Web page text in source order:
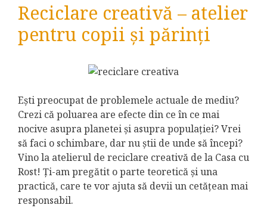
Reciclare creativă – atelier
pentru copii și părinți
Ești preocupat de problemele actuale de mediu?
Crezi că poluarea are efecte din ce în ce mai
nocive asupra planetei și asupra populației? Vrei
să faci o schimbare, dar nu știi de unde să începi?
Vino la atelierul de reciclare creativă de la Casa cu
Rost! Ți-am pregătit o parte teoretică și una
practică, care te vor ajuta să devii un cetățean mai
responsabil.